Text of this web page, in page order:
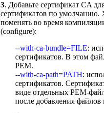
3. Добавьте сертификат CA
сертификатов по
поменять во время
(configure):
--with-ca-bundle=FILE:
сертификатов. В этом
PEM.
--with-ca-path=PATH:
сертификатов.
виде отдельных PEM-
после добавления